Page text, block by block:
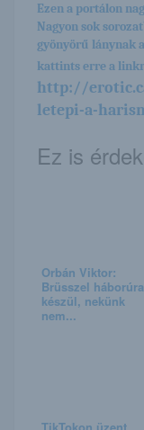
Ezen a portálon
Nagyon sok
gyönyörű lánynak
kattints erre a
http://
letepi-a-
Ez is
Orbán Viktor:
Brüsszel háborúra
készül, nekünk
nem...